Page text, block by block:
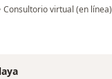
Consultorio virtual (en línea)
Apmm